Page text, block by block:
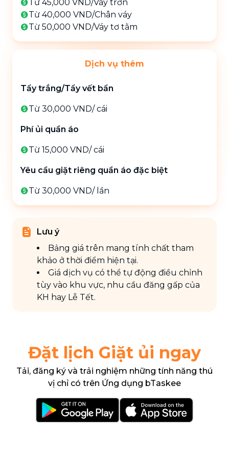
Từ 45,000 VND/Váy trơn
Từ 40,000 VND/Chân váy
Từ 50,000 VND/Váy tơ tằm
Dịch vụ thêm
Tẩy trắng/Tẩy vết bẩn
Từ 30,000 VND/cái
Phí ủi quần áo
Từ 15,000 VND/cái
Yêu cầu giặt riêng quần áo đặc biệt
Từ 30,000 VND/lần
Lưu ý
Bảng giá trên mang tính chất tham
khảo ở thời điểm hiện tại.
Giá dịch vụ có thể tự động điều chỉnh
tùy vào khu vực, nhu cầu đăng gấp của
KH hay Lễ Tết.
Đặt lịch Giặt ủi ngay
Tải, đăng ký và trải nghiệm những tính năng thú
vị chỉ có trên Ứng dụng bTaskee